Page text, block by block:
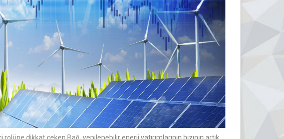
dikkat çeken Bağ, yenilenebilir enerji yatırımlarının hızının artık